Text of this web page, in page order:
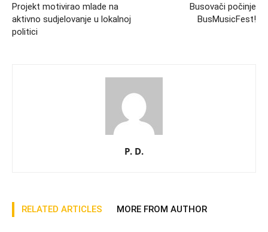
Projekt motivirao mlade na
aktivno sudjelovanje u lokalnoj
politici
Busovači počinje
BusMusicFest!
P. D.
RELATED ARTICLES MORE FROM AUTHOR